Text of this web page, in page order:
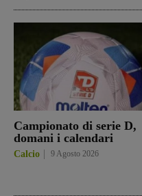
Campionato di serie D,
domani i calendari
Calcio 9 Agosto 2026